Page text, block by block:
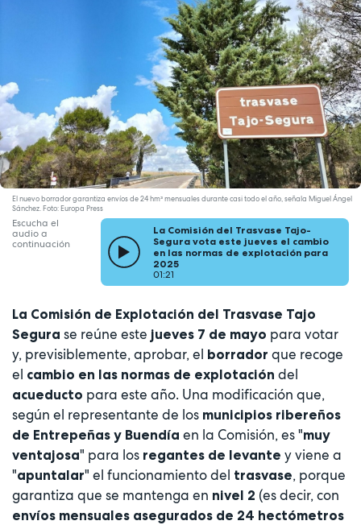
El nuevo borrador garantiza envíos de 24 hm³ mensuales durante casi todo el año, señala Miguel Ángel
Sánchez. Foto: Europa Press
Escucha el
audio a
continuación
La Comisión del Trasvase Tajo-
Segura vota este jueves el cambio
en las normas de explotación para
2025
01:21
La Comisión de Explotación del Trasvase Tajo
Segura se reúne este jueves 7 de mayo para votar
y, previsiblemente, aprobar, el borrador que recoge
el cambio en las normas de explotación del
acueducto para este año. Una modificación que,
según el representante de los municipios ribereños
de Entrepeñas y Buendía en la Comisión, es "muy
ventajosa" para los regantes de levante y viene a
"apuntalar" el funcionamiento del trasvase, porque
garantiza que se mantenga en nivel 2 (es decir, con
envíos mensuales asegurados de 24 hectómetros